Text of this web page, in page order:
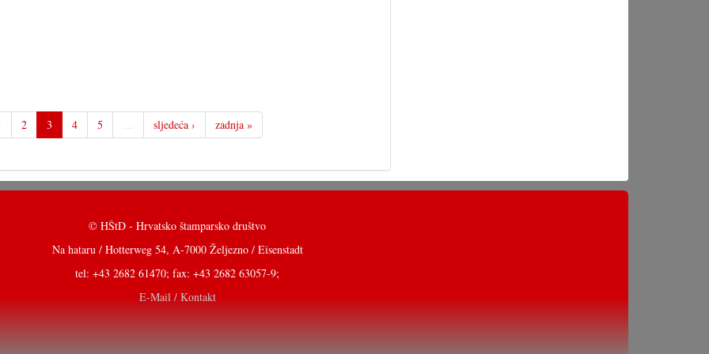
2 3 4 5 … sljedeća › zadnja »
© HŠtD - Hrvatsko štamparsko društvo
Na hataru / Hotterweg 54, A-7000 Željezno / Eisenstadt
tel: +43 2682 61470; fax: +43 2682 63057-9;
E-Mail / Kontakt